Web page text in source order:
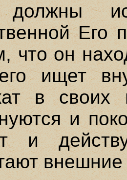
Его
что он
ищет
в своих
и
и